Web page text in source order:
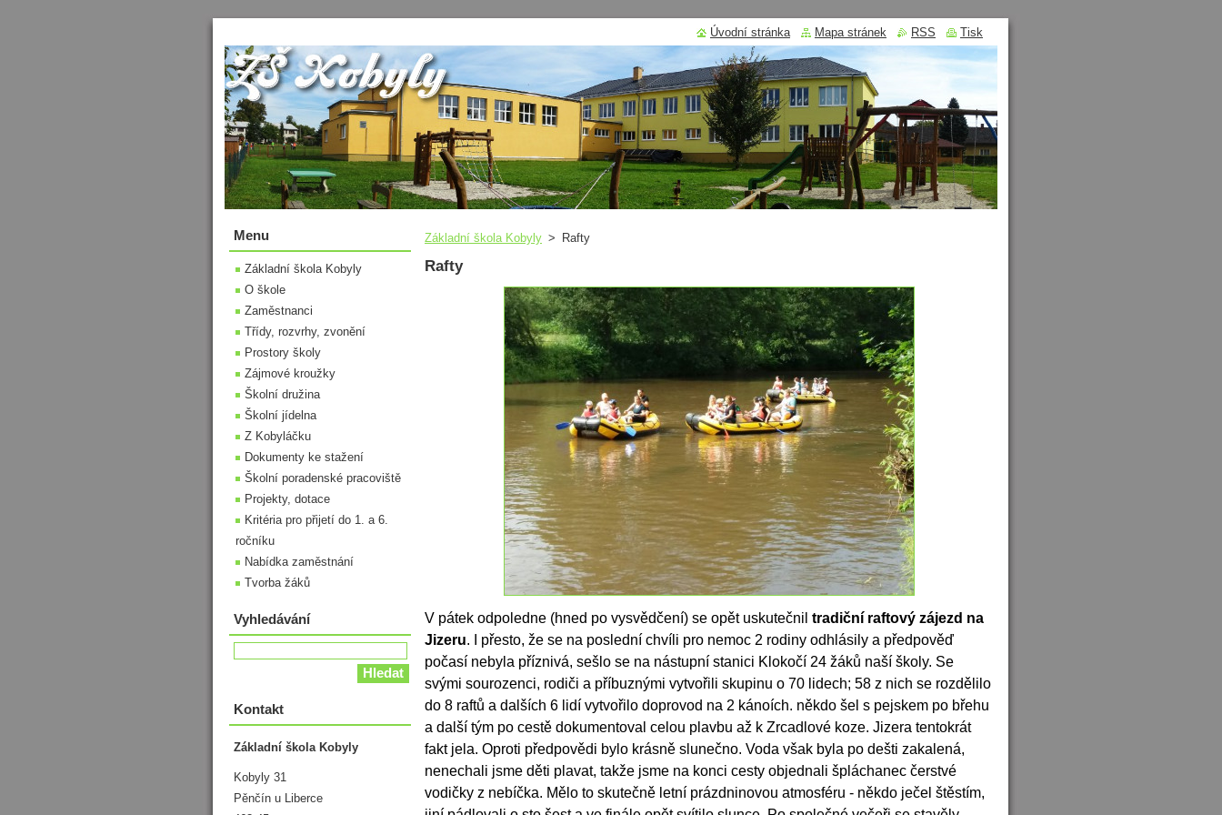
Základní škola Kobyly > Rafty
Rafty
V pátek odpoledne (hned po vysvědčení) se opět uskutečnil tradiční raftový zájezd na
Jizeru. I přesto, že se na poslední chvíli pro nemoc 2 rodiny odhlásily a předpověď
počasí nebyla příznivá, sešlo se na nástupní stanici Klokočí 24 žáků naší školy. Se
svými sourozenci, rodiči a příbuznými vytvořili skupinu o 70 lidech; 58 z nich se rozdělilo
do 8 raftů a dalších 6 lidí vytvořilo doprovod na 2 kánoích. někdo šel s pejskem po břehu
a další tým po cestě dokumentoval celou plavbu až k Zrcadlové koze. Jizera tentokrát
fakt jela. Oproti předpovědi bylo krásně slunečno. Voda však byla po dešti zakalená,
nenechali jsme děti plavat, takže jsme na konci cesty objednali špláchanec čerstvé
vodičky z nebíčka. Mělo to skutečně letní prázdninovou atmosféru - někdo ječel štěstím,
Menu
Základní škola Kobyly
O škole
Zaměstnanci
Třídy, rozvrhy, zvonění
Prostory školy
Zájmové kroužky
Školní družina
Školní jídelna
Z Kobyláčku
Dokumenty ke stažení
Školní poradenské pracoviště
Projekty, dotace
Kritéria pro přijetí do 1. a 6.
ročníku
Nabídka zaměstnání
Tvorba žáků
Vyhledávání
Kontakt
Základní škola Kobyly
Kobyly 31
Pěnčín u Liberce
Úvodní stránka Mapa stránek RSS Tisk